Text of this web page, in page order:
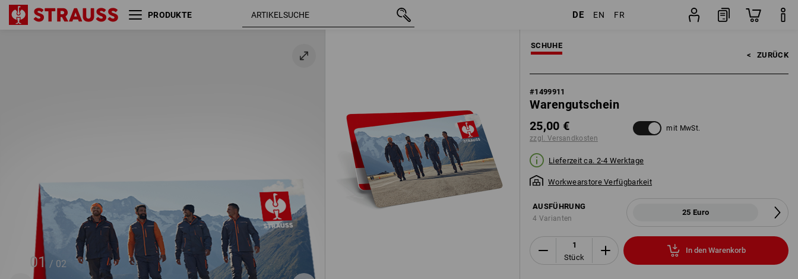
PRODUKTE DE EN FR
01 / 02
SCHUHE
< ZURÜCK
#1499911
Warengutschein
25,00 €
zzgl. Versandkosten
mit MwSt.
Lieferzeit ca. 2-4 Werktage
Workwearstore Verfügbarkeit
AUSFÜHRUNG
4 Varianten
25 Euro
Stück
In den Warenkorb
25 Euro 25,00 €
mit MwSt.